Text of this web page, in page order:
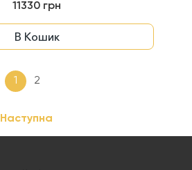
11330 грн
В Кошик
1 2
Наступна